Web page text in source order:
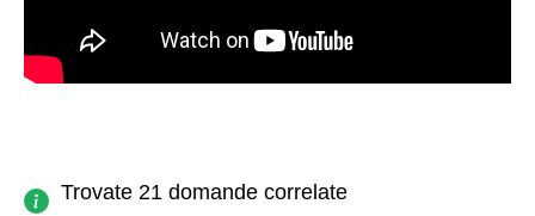
Trovate 21 domande correlate